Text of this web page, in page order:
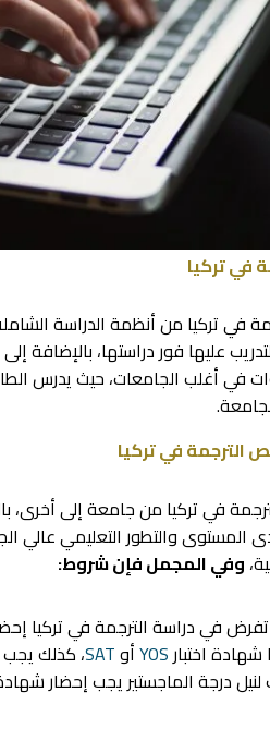
في تركيا من أنظمة الدراسة
عليها فور دراستها،
في تركيا من جامعة إلى أخرى،
المستوى والتطور التعليمي عالي
وفي المجمل فإن شروط:
في دراسة الترجمة في تركيا
اختبار YOSأوSAT، كذلك
درجة الماجستير يجب إحضار